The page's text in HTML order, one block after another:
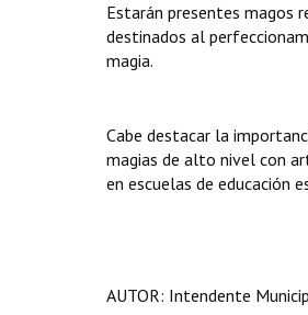
Estarán presentes magos
destinados al
magia.
Cabe destacar la
magias de alto nivel con
en escuelas de educación
AUTOR: Intendente